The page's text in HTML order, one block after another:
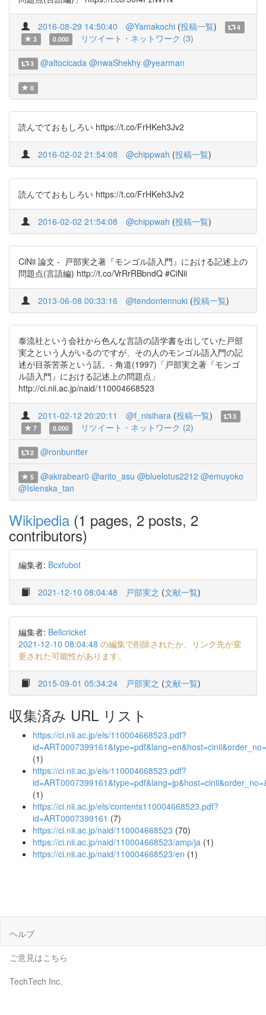
2016-08-29 14:50:40 @Yamakochi (投稿一覧)
4
3
0.000 リツイート・ネットワーク (3)
3 @altocicada @nwaShekhy @yearman
0
読んでておもしろい https://t.co/FrHKeh3Jv2
2016-02-02 21:54:08 @chippwah (投稿一覧)
読んでておもしろい https://t.co/FrHKeh3Jv2
2016-02-02 21:54:08 @chippwah (投稿一覧)
CiNii 論文 - 戸部実之著『モンゴル語入門』における記述上の
問題点(言語編) http://t.co/VrRrRBbndQ #CiNii
2013-06-08 00:33:16 @tendontennuki (投稿一覧)
泰流社という会社から色んな言語の語学書を出していた戸部
実之という人がいるのですが、その人のモンゴル語入門の記
述が目茶苦茶という話。- 角道(1997)「戸部実之著『モンゴ
ル語入門』における記述上の問題点」
http://ci.nii.ac.jp/naid/110004668523
2011-02-12 20:20:11 @f_nisihara (投稿一覧)
3
7
0.000 リツイート・ネットワーク (2)
2 @ronbuntter
5 @akirabear0 @arito_asu @bluelotus2212 @emuyoko
@Islenska_tan
Wikipedia (1 pages, 2 posts, 2
contributors)
編集者: Bcxfubot
2021-12-10 08:04:48 戸部実之 (文献一覧)
編集者: Bellcricket
2021-12-10 08:04:48 の編集で削除されたか、リンク先が変
更された可能性があります。
2015-09-01 05:34:24 戸部実之 (文献一覧)
収集済み URL リスト
https://ci.nii.ac.jp/els/110004668523.pdf?
(1)
https://ci.nii.ac.jp/els/110004668523.pdf?
(1)
https://ci.nii.ac.jp/els/contents110004668523.pdf?
id=ART0007399161 (7)
https://ci.nii.ac.jp/naid/110004668523 (70)
https://ci.nii.ac.jp/naid/110004668523/amp/ja (1)
https://ci.nii.ac.jp/naid/110004668523/en (1)
ヘルプ
ご意見はこちら
TechTech Inc.